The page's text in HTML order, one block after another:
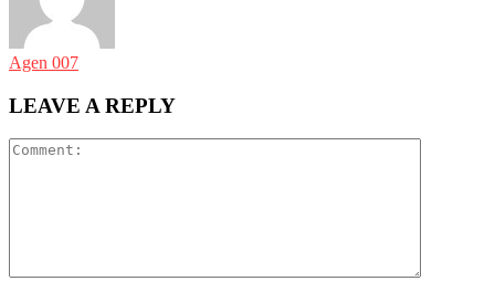
Agen 007
LEAVE A REPLY